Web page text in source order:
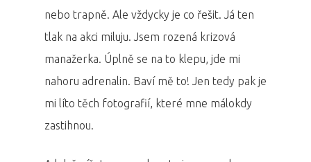
nebo trapně. Ale vždycky je co řešit. Já ten
tlak na akci miluju. Jsem rozená krizová
manažerka. Úplně se na to klepu, jde mi
nahoru adrenalin. Baví mě to! Jen tedy pak je
mi líto těch fotografií, které mne málokdy
zastihnou.